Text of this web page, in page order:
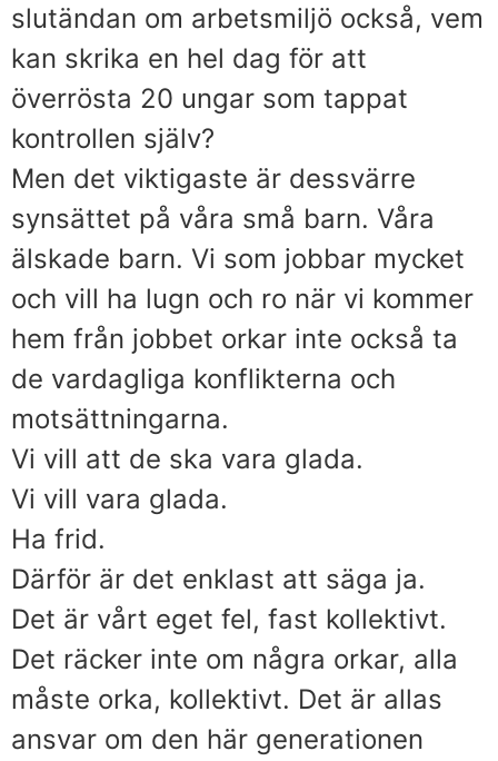
slutändan om arbetsmiljö också, vem
kan skrika en hel dag för att
överrösta 20 ungar som tappat
kontrollen själv?
Men det viktigaste är dessvärre
synsättet på våra små barn. Våra
älskade barn. Vi som jobbar mycket
och vill ha lugn och ro när vi kommer
hem från jobbet orkar inte också ta
de vardagliga konflikterna och
motsättningarna.
Vi vill att de ska vara glada.
Vi vill vara glada.
Ha frid.
Därför är det enklast att säga ja.
Det är vårt eget fel, fast kollektivt.
Det räcker inte om några orkar, alla
måste orka, kollektivt. Det är allas
ansvar om den här generationen